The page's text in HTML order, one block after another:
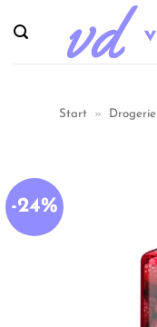
Inhalt
springen
Start » Drogerie
-24%